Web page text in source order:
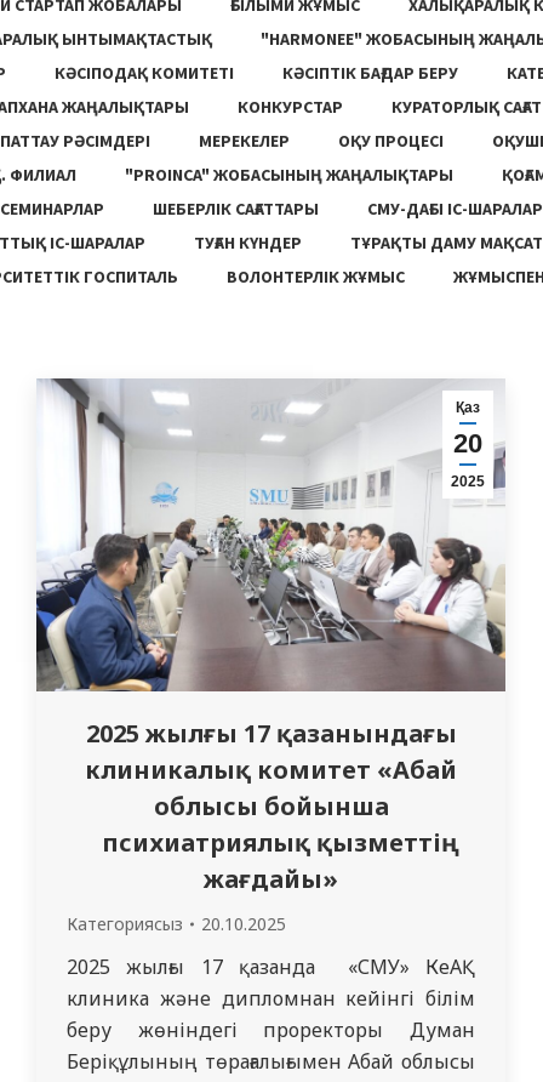
СТАРТАП ЖОБАЛАРЫ
ҒЫЛЫМИ ЖҰМЫС
ХАЛЫҚАРАЛЫҚ
ЫНТЫМАҚТАСТЫҚ
"HARMONEE" ЖОБАСЫНЫҢ
КӘСІПОДАҚ КОМИТЕТІ КӘСІПТІК БАҒДАР БЕРУ
ЖАҢАЛЫҚТАРЫ
КОНКУРСТАР
КУРАТОРЛЫҚ
РӘСІМДЕРІ
МЕРЕКЕЛЕР ОҚУ ПРОЦЕСІ
ФИЛИАЛ
"PROINCA" ЖОБАСЫНЫҢ ЖАҢАЛЫҚТАРЫ
СЕМИНАРЛАР
ШЕБЕРЛІК САҒАТТАРЫ
СМУ-ДАҒЫ ІС-ШАРАЛАР
ІС-ШАРАЛАР
ТУҒАН КҮНДЕР
ТҰРАҚТЫ ДАМУ
ГОСПИТАЛЬ
ВОЛОНТЕРЛІК ЖҰМЫС
Қаз
20
2025
2025 жылғы 17 қазанындағы
клиникалық комитет «Абай
облысы бойынша
психиатриялық қызметтің
жағдайы»
Категориясыз 20.10.2025
2025 жылғы 17 қазанда «СМУ» КеАҚ
клиника және дипломнан кейінгі білім
беру жөніндегі проректоры Думан
Беріқұлының төрағалығымен Абай облысы